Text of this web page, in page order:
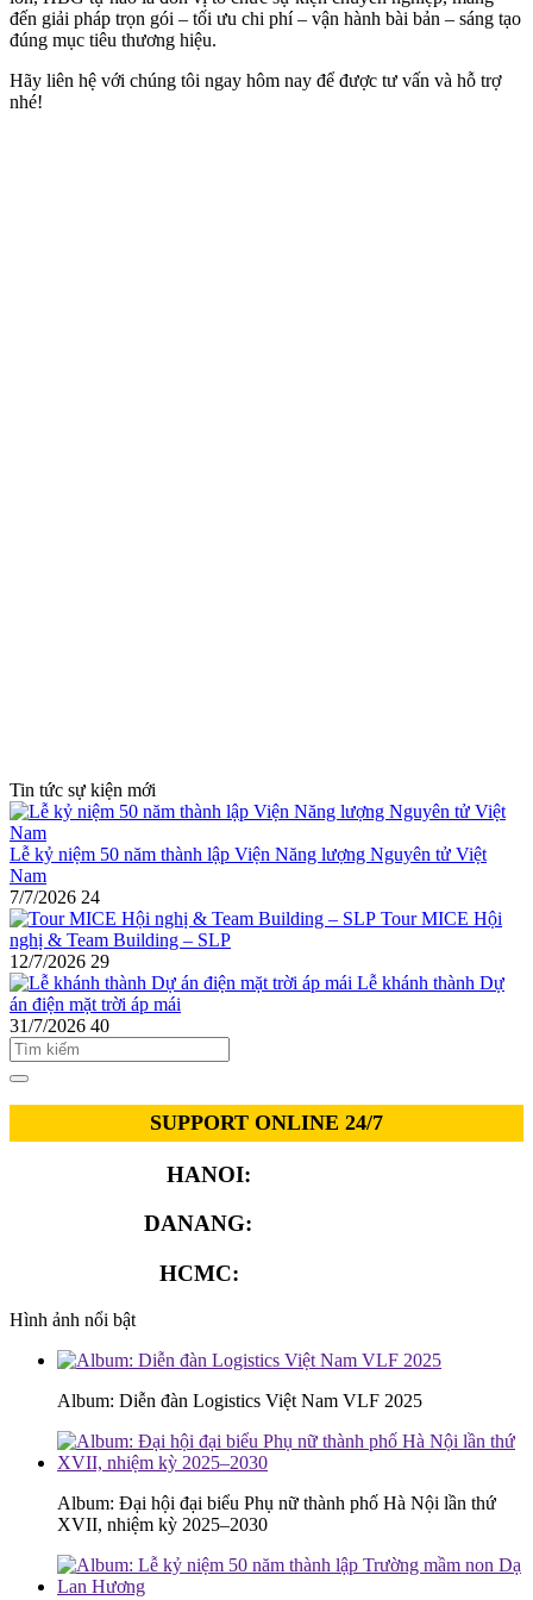
đến giải pháp trọn gói – tối ưu chi phí – vận hành bài bản – sáng tạo
đúng mục tiêu thương hiệu.
Hãy liên hệ với chúng tôi ngay hôm nay để được tư vấn và hỗ trợ
nhé!
Tin tức sự kiện mới
Lễ kỷ niệm 50 năm thành lập Viện Năng lượng Nguyên tử Việt
Nam
7/7/2026 24
Tour MICE Hội
nghị & Team Building – SLP
12/7/2026 29
Lễ khánh thành Dự
án điện mặt trời áp mái
31/7/2026 40
SUPPORT ONLINE 24/7
HANOI:
DANANG:
HCMC:
Hình ảnh nổi bật
Album: Diễn đàn Logistics Việt Nam VLF 2025
Album: Đại hội đại biểu Phụ nữ thành phố Hà Nội lần thứ
XVII, nhiệm kỳ 2025–2030